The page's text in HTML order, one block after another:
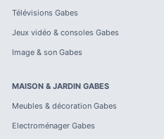
Télévisions Gabes
Jeux vidéo & consoles Gabes
Image & son Gabes
MAISON & JARDIN GABES
Meubles & décoration Gabes
Electroménager Gabes